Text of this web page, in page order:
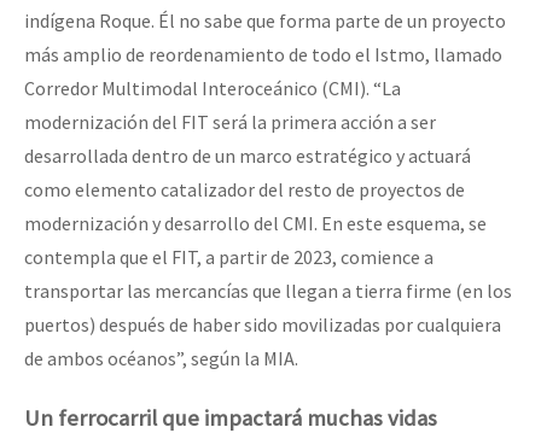
indígena Roque. Él no sabe que forma parte de un proyecto
más amplio de reordenamiento de todo el Istmo, llamado
Corredor Multimodal Interoceánico (CMI). “La
modernización del FIT será la primera acción a ser
desarrollada dentro de un marco estratégico y actuará
como elemento catalizador del resto de proyectos de
modernización y desarrollo del CMI. En este esquema, se
contempla que el FIT, a partir de 2023, comience a
transportar las mercancías que llegan a tierra firme (en los
puertos) después de haber sido movilizadas por cualquiera
de ambos océanos”, según la MIA.
Un ferrocarril que impactará muchas vidas